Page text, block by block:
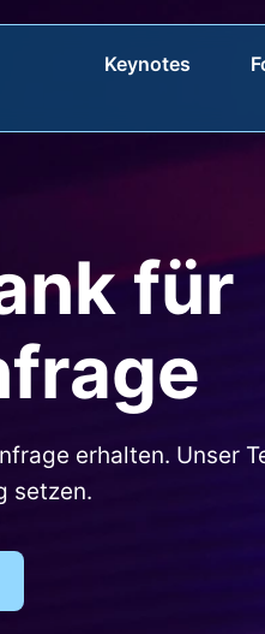
Keynotes
für
erhalten. Unser
setzen.